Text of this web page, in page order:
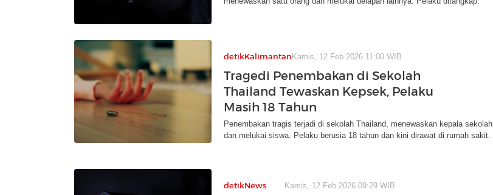
detikKalimantan Kamis, 12 Feb 2026 11:00 WIB
Tragedi Penembakan di Sekolah
Thailand Tewaskan Kepsek, Pelaku
Masih 18 Tahun
Penembakan tragis terjadi di sekolah Thailand, menewaskan kepala sekolah
dan melukai siswa. Pelaku berusia 18 tahun dan kini dirawat di rumah sakit.
detikNews Kamis, 12 Feb 2026 09:29 WIB